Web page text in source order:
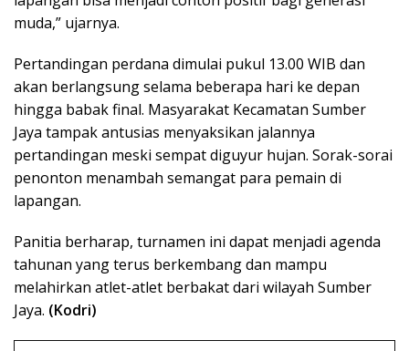
muda,” ujarnya.
Pertandingan perdana dimulai pukul 13.00 WIB dan
akan berlangsung selama beberapa hari ke depan
hingga babak final. Masyarakat Kecamatan Sumber
Jaya tampak antusias menyaksikan jalannya
pertandingan meski sempat diguyur hujan. Sorak-sorai
penonton menambah semangat para pemain di
lapangan.
Panitia berharap, turnamen ini dapat menjadi agenda
tahunan yang terus berkembang dan mampu
melahirkan atlet-atlet berbakat dari wilayah Sumber
Jaya. (Kodri)